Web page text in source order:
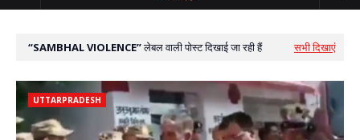
SAMBHAL VIOLENCE लेबल वाली पोस्ट दिखाई जा रही हैं सभी दिखाएं
UTTARPRADESH